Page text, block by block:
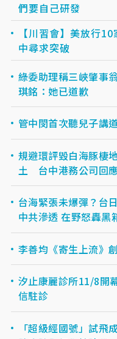
們要自己研發
【川習會】美放行
中尋求突破
綠委助理稱三峽肇事
琪銘：她已道歉
管中閔首次聽兒子講
規避環評毀白海豚棲
土 台中港務公司回
台海緊張未爆彈？台
中共滲透 在野怒轟黑
李善均《寄生上流》
汐止康麗診所11/8開
信駐診
「超級經國號」試